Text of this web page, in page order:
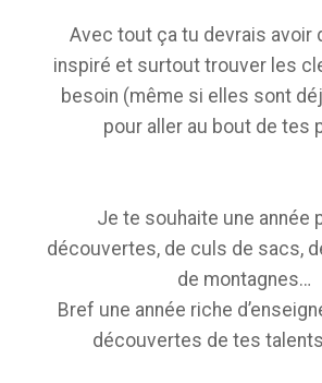
Avec tout ça tu devrais avoir
inspiré et surtout trouver les
besoin (même si elles sont
pour aller au bout de tes
Je te souhaite une année
découvertes, de culs de sacs,
de montagnes…
Bref une année riche
découvertes de tes